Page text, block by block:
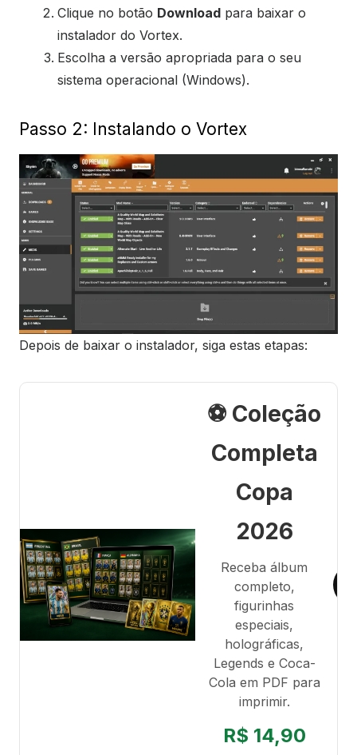
Clique no botão Download para baixar o
instalador do Vortex.
Escolha a versão apropriada para o seu
sistema operacional (Windows).
Passo 2: Instalando o Vortex
Depois de baixar o instalador, siga estas etapas:
⚽ Coleção
Completa
Copa
2026
Receba álbum
completo,
figurinhas
especiais,
holográficas,
Legends e Coca-
Cola em PDF para
imprimir.
R$ 14,90